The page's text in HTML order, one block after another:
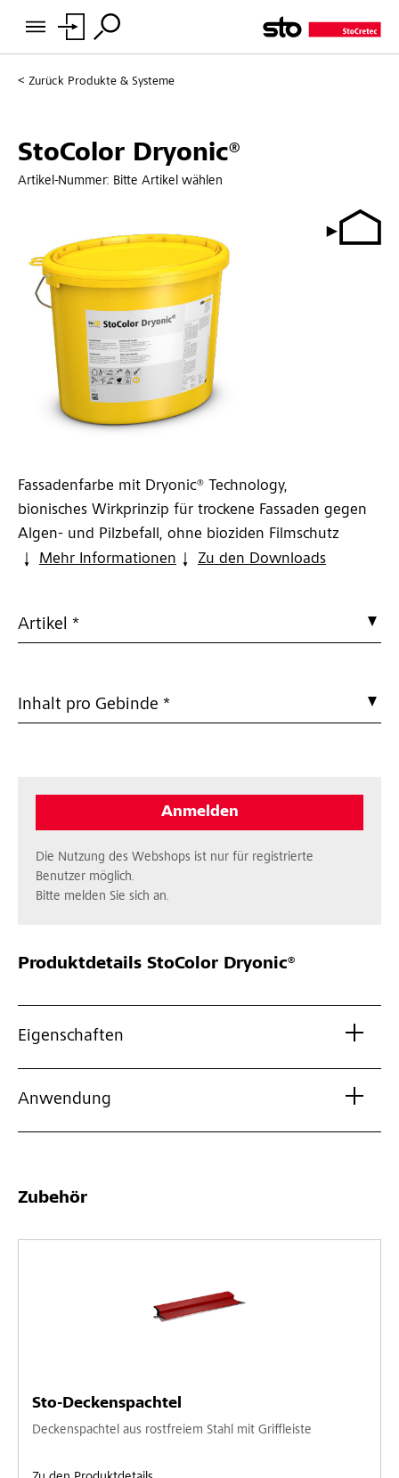
Zurück Produkte & Systeme
StoColor Dryonic®
Artikel-Nummer: Bitte Artikel wählen
Fassadenfarbe mit Dryonic® Technology,
bionisches Wirkprinzip für trockene Fassaden gegen
Algen- und Pilzbefall, ohne bioziden Filmschutz
Mehr Informationen
Zu den Downloads
Artikel *
Inhalt pro Gebinde *
Anmelden
Die Nutzung des Webshops ist nur für registrierte
Benutzer möglich.
Bitte melden Sie sich an.
Produktdetails StoColor Dryonic®
Eigenschaften
Anwendung
Zubehör
Sto-Deckenspachtel
Deckenspachtel aus rostfreiem Stahl mit Griffleiste